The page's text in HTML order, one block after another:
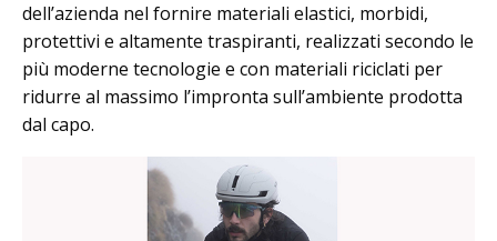
dell’azienda nel fornire materiali elastici, morbidi,
protettivi e altamente traspiranti, realizzati secondo le
più moderne tecnologie e con materiali riciclati per
ridurre al massimo l’impronta sull’ambiente prodotta
dal capo.